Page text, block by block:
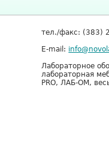
тел./факс: (383)
E-mail:
Лабораторное
лабораторная
PRO, ЛАБ-ОМ,